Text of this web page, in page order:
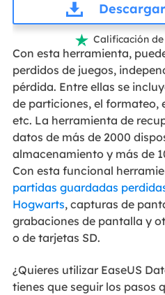
 Calificación
Con esta herramienta,
perdidos de juegos,
pérdida. Entre ellas se
de particiones, el formateo,
etc. La herramienta de
datos de más de 2000
almacenamiento y más de
Con esta funcional
partidas guardadas
Hogwarts, capturas de
grabaciones de pantalla y
o de tarjetas SD.
¿Quieres utilizar EaseUS
tienes que seguir los pasos